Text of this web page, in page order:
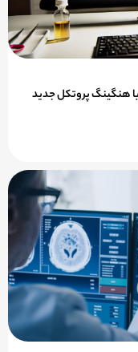
هنگینگ پروتکل جدید